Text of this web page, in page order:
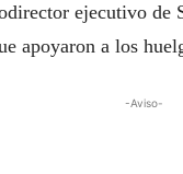
ejecutivo de
apoyaron a los
-Aviso-